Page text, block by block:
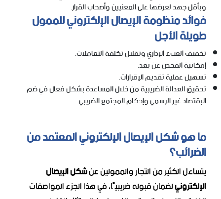
وبأقل جهد لعرضها على المعنيين وأصحاب القرار.
فوائد منظومة الإيصال الإلكتروني للممول
طويلة الأجل
تخفيف العبء الإداري وتقليل تكلفة التعاملات.
إمكانية الفحص عن بعد.
تسهيل عملية تقديم الإقرارات.
تحقيق العدالة الضريبية من خلال المساعدة بشكل فعال في ضم
الإقتصاد غير الرسمي وإحكام المجتمع الضريبي.
ما هو شكل الإيصال الإلكتروني المعتمد من
الضرائب؟
يتساءل الكثير من التجار والممولين عنشكل الإيصال
الإلكترونيلضمان قبوله ضريبيًا، في هذا الجزء المواصفات